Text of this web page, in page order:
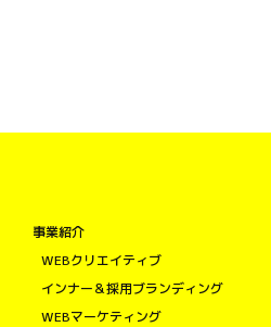
事業紹介
WEBクリエイティブ
インナー＆採用ブランディング
WEBマーケティング